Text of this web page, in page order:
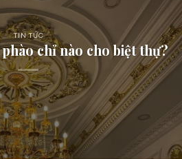
TIN TỨC
chỉ nào cho biệt thự?